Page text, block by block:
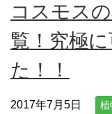
コスモス
覧！究極
た！！
2017年7月5日 植